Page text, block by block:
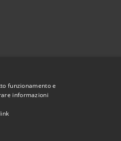
funzionamento e
informazioni
link